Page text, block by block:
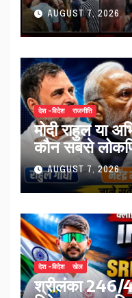
घायल…
AUGUST 7, 2026
देश -विदेश राजनीति
मोदी राहुल या
कौन सबसे
तस्वीर…
AUGUST 7, 2026
देश -विदेश खेल
श्रीलंका 246/